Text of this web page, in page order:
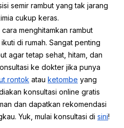
semir rambut yang tak jarang
cukup keras.
menghitamkan rambut
di rumah. Sangat penting
agar tetap sehat, hitam, dan
ke dokter jika punya
rontok atau ketombe yang
konsultasi online gratis
dan dapatkan rekomendasi
Yuk, mulai konsultasi di sini!